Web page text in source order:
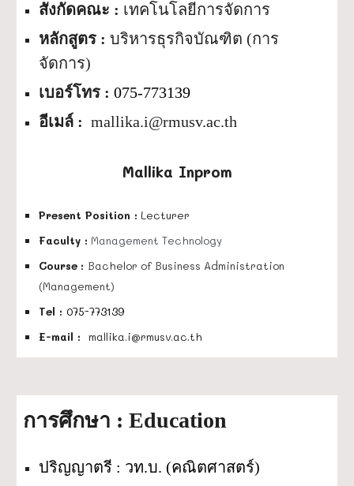
สังกัดคณะ : เทคโนโลยีการจัดการ
หลักสูตร : บริหารธุรกิจบัณฑิต (การ
จัดการ)
เบอร์โทร : 075-773139
อีเมล์ : mallika.i@rmusv.ac.th
Mallika Inprom
Present Position : Lecturer
Faculty : Management Technology
Course : Bachelor of Business Administration
(Management)
Tel : 075-773139
E-mail : mallika.i@rmusv.ac.th
การศึกษา : Education
ปริญญาตรี : วท.บ. (คณิตศาสตร์)